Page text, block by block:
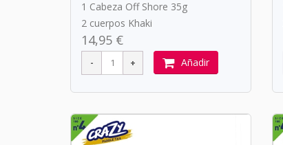
1 Cabeza Off Shore 35g
2 cuerpos Khaki
14,95 €
Añadir